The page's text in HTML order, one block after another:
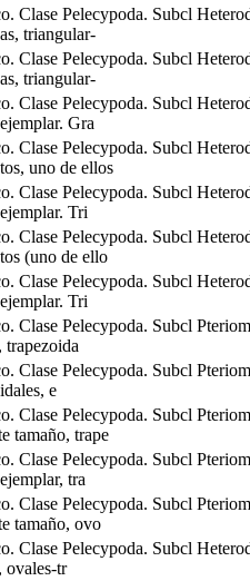
Clase Pelecypoda. Subcl
triangular-
Clase Pelecypoda. Subcl
triangular-
Clase Pelecypoda. Subcl
Gra
Clase Pelecypoda. Subcl
uno de ellos
Clase Pelecypoda. Subcl
Tri
Clase Pelecypoda. Subcl
(uno de ello
Clase Pelecypoda. Subcl
Tri
Clase Pelecypoda. Subcl
trapezoida
Clase Pelecypoda. Subcl
e
Clase Pelecypoda. Subcl
tamaño, trape
Clase Pelecypoda. Subcl
tra
Clase Pelecypoda. Subcl
tamaño, ovo
Clase Pelecypoda. Subcl
ovales-tr